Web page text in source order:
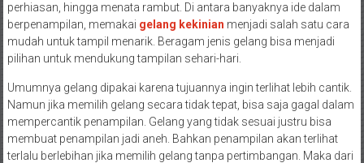
perhiasan, hingga menata rambut. Di antara banyaknya ide dalam
berpenampilan, memakai gelang kekinian menjadi salah satu cara
mudah untuk tampil menarik. Beragam jenis gelang bisa menjadi
pilihan untuk mendukung tampilan sehari-hari.
Umumnya gelang dipakai karena tujuannya ingin terlihat lebih cantik.
Namun jika memilih gelang secara tidak tepat, bisa saja gagal dalam
mempercantik penampilan. Gelang yang tidak sesuai justru bisa
membuat penampilan jadi aneh. Bahkan penampilan akan terlihat
terlalu berlebihan jika memilih gelang tanpa pertimbangan. Maka dari